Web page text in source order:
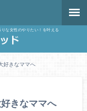
な女性のやりたい！を叶える
好きなママへ
きなママへ